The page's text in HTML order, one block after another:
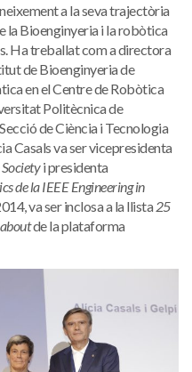
a la seva trajectòria
la Bioenginyeria i la robòtica
Ha treballat com a directora
de Bioenginyeria de
en el Centre de Robòtica
Politècnica de
de Ciència i Tecnologia
Casals va ser vicepresidenta
i presidenta
de la IEEE Engineering in
va ser inclosa a la llista25
de la plataforma